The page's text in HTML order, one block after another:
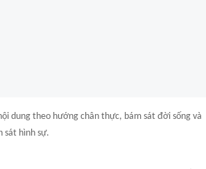
dung theo hướng chân thực, bám sát đời sống và
sát hình sự.